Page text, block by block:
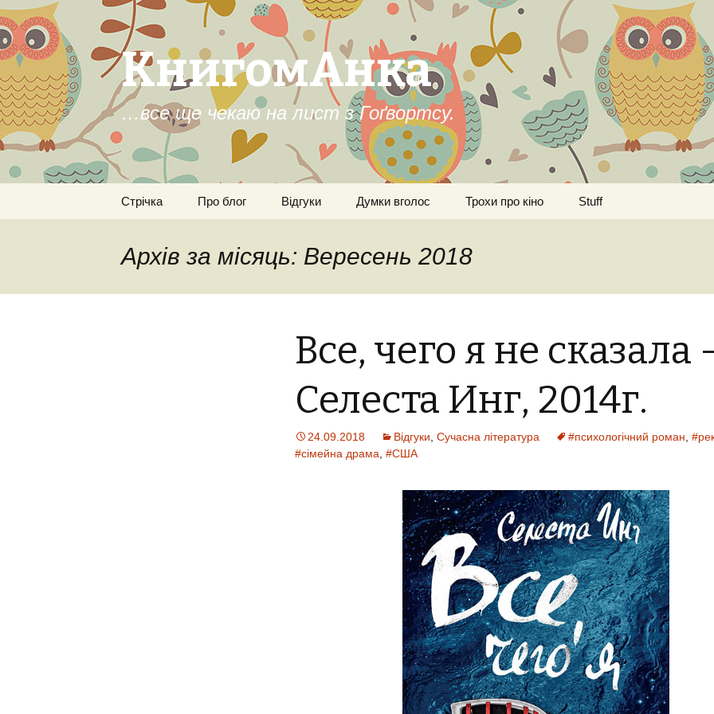
КнигомАнка
…все ще чекаю на лист з Гоґвортсу.
Стрічка Про блог Відгуки Думки вголос Трохи про кіно Stuff
Архів за місяць: Вересень 2018
Все, чего я не сказала
Селеста Инг, 2014г.
24.09.2018 Відгуки Сучасна література #психологічний роман
#сімейна драма #США